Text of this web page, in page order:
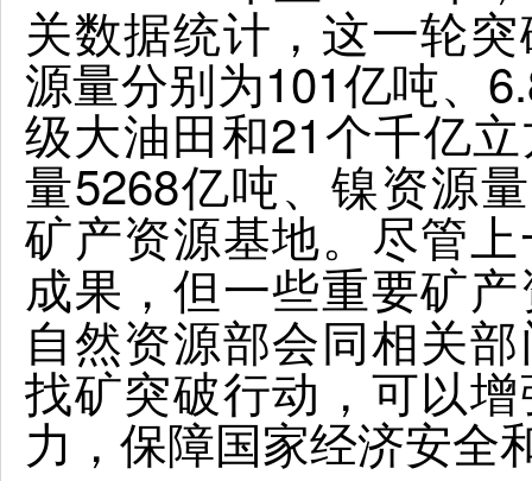
关数据统计，这一轮
源量分别为101亿吨、
级大油田和21个千亿
量5268亿吨、镍资源
矿产资源基地。 尽管
成果，但一些重要矿
自然资源部会同相关
找矿突破行动，可以
力，保障国家经济安全